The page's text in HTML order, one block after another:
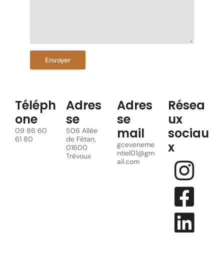
Envoyer
Téléph
one
09 86 60
61 80
Adres
se
506 Allée
de Fétan,
01600
Trévoux
Adres
se
mail
gceveneme
ntiel01@gm
ail.com
Résea
ux
sociau
x